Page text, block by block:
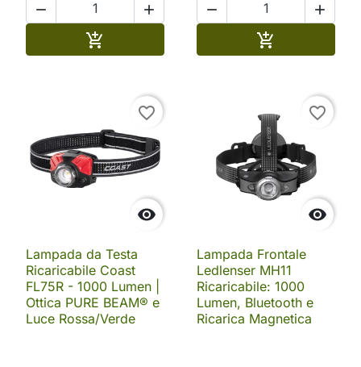
 

 


favorite_border
Lampada da Testa
Ricaricabile Coast
FL75R - 1000 Lumen |
Ottica PURE BEAM® e
Luce Rossa/Verde

favorite_border
Lampada Frontale
Ledlenser MH11
Ricaricabile: 1000
Lumen, Bluetooth e
Ricarica Magnetica